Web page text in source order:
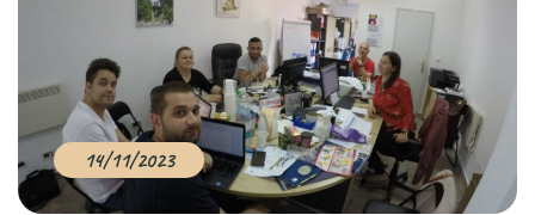
14/11/2023